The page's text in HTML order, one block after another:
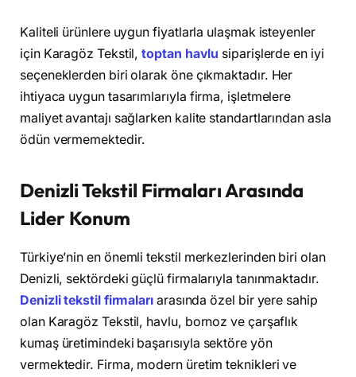
Kaliteli ürünlere uygun fiyatlarla ulaşmak isteyenler
için Karagöz Tekstil,toptan havlu siparişlerde en iyi
seçeneklerden biri olarak öne çıkmaktadır. Her
ihtiyaca uygun tasarımlarıyla firma, işletmelere
maliyet avantajı sağlarken kalite standartlarından asla
ödün vermemektedir.
Denizli Tekstil Firmaları Arasında
Lider Konum
Türkiye’nin en önemli tekstil merkezlerinden biri olan
Denizli, sektördeki güçlü firmalarıyla tanınmaktadır.
Denizli tekstil firmaları arasında özel bir yere sahip
olan Karagöz Tekstil, havlu, bornoz ve çarşaflık
kumaş üretimindeki başarısıyla sektöre yön
vermektedir. Firma, modern üretim teknikleri ve